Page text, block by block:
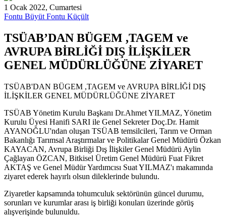
1 Ocak 2022, Cumartesi
Fontu Büyüt Fontu Küçült
TSÜAB’DAN BÜGEM ,TAGEM ve
AVRUPA BİRLİĞİ DIŞ İLİŞKİLER
GENEL MÜDÜRLÜĞÜNE ZİYARET
TSÜAB'DAN BÜGEM ,TAGEM ve AVRUPA BİRLİĞİ DIŞ
İLİŞKİLER GENEL MÜDÜRLÜĞÜNE ZİYARET
TSÜAB Yönetim Kurulu Başkanı Dr.Ahmet YILMAZ, Yönetim
Kurulu Üyesi Hanifi SARI ile Genel Sekreter Doç.Dr. Hamit
AYANOĞLU'ndan oluşan TSÜAB temsilcileri, Tarım ve Orman
Bakanlığı Tarımsal Araştırmalar ve Politikalar Genel Müdürü Özkan
KAYACAN, Avrupa Birliği Dış İlişkiler Genel Müdürü Aylin
Çağlayan ÖZCAN, Bitkisel Üretim Genel Müdürü Fuat Fikret
AKTAŞ ve Genel Müdür Yardımcısı Suat YILMAZ'ı makamında
ziyaret ederek hayırlı olsun dileklerinde bulundu.
Ziyaretler kapsamında tohumculuk sektörünün güncel durumu,
sorunları ve kurumlar arası iş birliği konuları üzerinde görüş
alışverişinde bulunuldu.